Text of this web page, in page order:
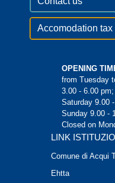
Accomodation tax
OPENING
from Tuesday
3.00 - 6.00 pm;
Saturday 9.00
Sunday 9.00 -
Closed on
LINK
Comune di Acqui
Ehtta